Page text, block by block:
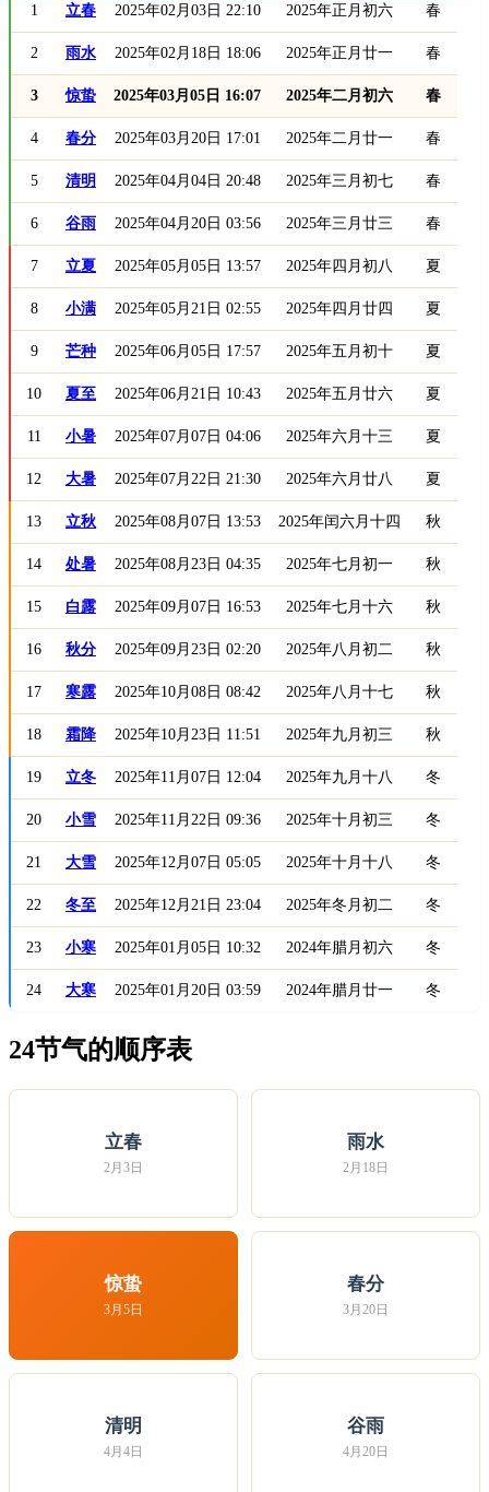
1 立春 2025年02月03日 22:10 2025年正月初六 春
2 雨水 2025年02月18日 18:06 2025年正月廿一 春
3 惊蛰 2025年03月05日 16:07 2025年二月初六 春
4 春分 2025年03月20日 17:01 2025年二月廿一 春
5 清明 2025年04月04日 20:48 2025年三月初七 春
6 谷雨 2025年04月20日 03:56 2025年三月廿三 春
7 立夏 2025年05月05日 13:57 2025年四月初八 夏
8 小满 2025年05月21日 02:55 2025年四月廿四 夏
9 芒种 2025年06月05日 17:57 2025年五月初十 夏
10 夏至 2025年06月21日 10:43 2025年五月廿六 夏
11 小暑 2025年07月07日 04:06 2025年六月十三 夏
12 大暑 2025年07月22日 21:30 2025年六月廿八 夏
13 立秋 2025年08月07日 13:53 2025年闰六月十四 秋
14 处暑 2025年08月23日 04:35 2025年七月初一 秋
15 白露 2025年09月07日 16:53 2025年七月十六 秋
16 秋分 2025年09月23日 02:20 2025年八月初二 秋
17 寒露 2025年10月08日 08:42 2025年八月十七 秋
18 霜降 2025年10月23日 11:51 2025年九月初三 秋
19 立冬 2025年11月07日 12:04 2025年九月十八 冬
20 小雪 2025年11月22日 09:36 2025年十月初三 冬
21 大雪 2025年12月07日 05:05 2025年十月十八 冬
22 冬至 2025年12月21日 23:04 2025年冬月初二 冬
23 小寒 2025年01月05日 10:32 2024年腊月初六 冬
24 大寒 2025年01月20日 03:59 2024年腊月廿一 冬
24节气的顺序表
立春
2月3日
雨水
2月18日
惊蛰
3月5日
春分
3月20日
清明
4月4日
谷雨
4月20日